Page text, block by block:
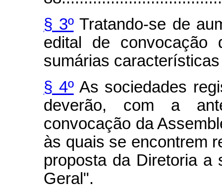
§ 3ºTratando-se de
edital de convocação
sumárias
§ 4ºAs sociedades
deverão, com a
convocação da
às quais se encontrem
proposta da Diretoria a
Geral".